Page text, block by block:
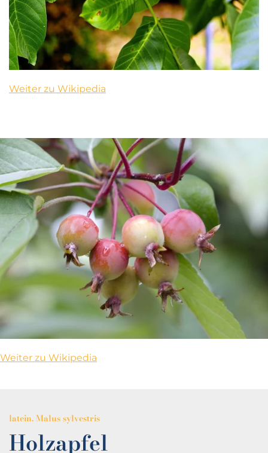
Weiter zu Wikipedia
Weiter zu Wikipedia
latein. Malus sylvestris
Holzapfel